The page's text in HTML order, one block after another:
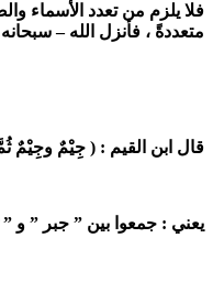
فلا يلزم من تعدد الأسماء
متعددةً ، فأنزل الله –
قال ابن القيم : ( جِيْمٌ وجِيْمٌ
يعني : جمعوا بين ” جبر ” و ”